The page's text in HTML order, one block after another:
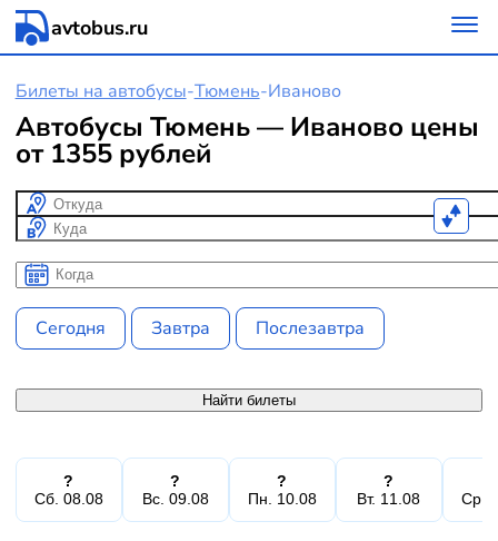
avtobus.ru
Билеты на автобусы-Тюмень-Иваново
Автобусы Тюмень — Иваново цены
от 1355 рублей
Откуда
Куда
Когда
Когда
Сегодня Завтра Послезавтра
Найти билеты
?
Сб. 08.08
?
Вс. 09.08
?
Пн. 10.08
?
Вт. 11.08
Ср.